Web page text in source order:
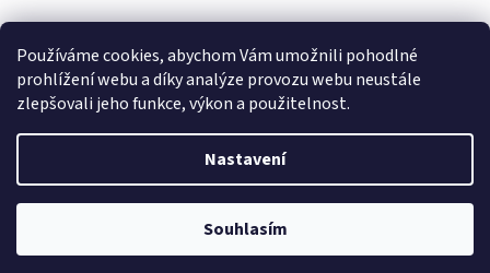
Používáme cookies, abychom Vám umožnili pohodlné
prohlížení webu a díky analýze provozu webu neustále
zlepšovali jeho funkce, výkon a použitelnost.
Nastavení
Souhlasím
0KS /0 €
Vytvořil Shoptet
BytoTex.eu. Všechna práva vyhrazena.